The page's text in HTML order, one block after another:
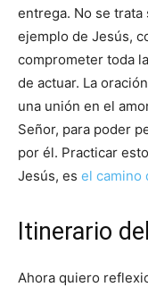
entrega. No se
ejemplo de Jesús,
comprometer toda
de actuar. La
una unión en el
Señor, para poder
por él. Practicar
Jesús, es el camino
Itinerario
Ahora quiero